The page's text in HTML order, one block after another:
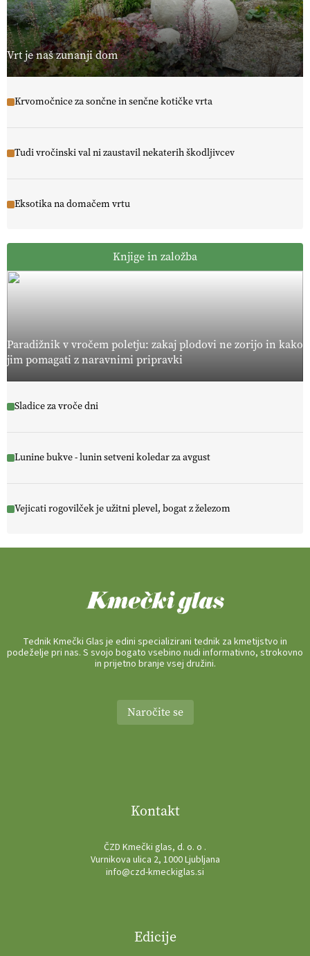
Vrt je naš zunanji dom
Krvomočnice za sončne in senčne kotičke vrta
Tudi vročinski val ni zaustavil nekaterih škodljivcev
Eksotika na domačem vrtu
Knjige in založba
Paradižnik v vročem poletju: zakaj plodovi ne zorijo in kako
jim pomagati z naravnimi pripravki
Sladice za vroče dni
Lunine bukve - lunin setveni koledar za avgust
Vejicati rogovilček je užitni plevel, bogat z železom
Tednik Kmečki Glas je edini specializirani tednik za kmetijstvo in
podeželje pri nas. S svojo bogato vsebino nudi informativno, strokovno
in prijetno branje vsej družini.
Naročite se
Kontakt
ČZD Kmečki glas, d. o. o .
Vurnikova ulica 2, 1000 Ljubljana
info@czd-kmeckiglas.si
Edicije